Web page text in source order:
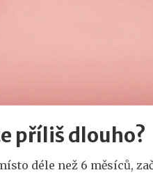
příliš dlouho?
déle než 6 měsíců,